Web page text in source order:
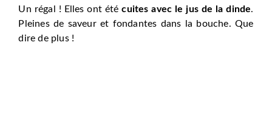
Un régal ! Elles ont étécuites avec le jus de la dinde.
Pleines de saveur et fondantes dans la bouche. Que
dire de plus !